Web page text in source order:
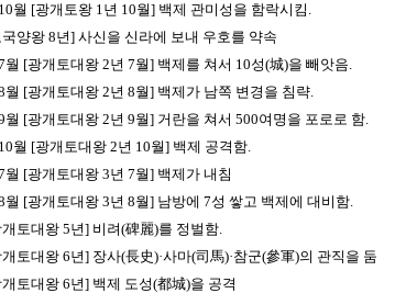
월 [광개토왕 1년 10월] 백제 관미성을 함락시킴.
양왕 8년] 사신을 신라에 보내 우호를 약속
월 [광개토대왕 2년 7월] 백제를 쳐서 10성(城)을 빼앗음.
월 [광개토대왕 2년 8월] 백제가 남쪽 변경을 침략.
월 [광개토대왕 2년 9월] 거란을 쳐서 500여명을 포로로 함.
월 [광개토대왕 2년 10월] 백제 공격함.
월 [광개토대왕 3년 7월] 백제가 내침
월 [광개토대왕 3년 8월] 남방에 7성 쌓고 백제에 대비함.
토대왕 5년] 비려(碑麗)를 정벌함.
토대왕 6년] 장사(長史)·사마(司馬)·참군(參軍)의 관직을 둠
토대왕 6년] 백제 도성(都城)을 공격